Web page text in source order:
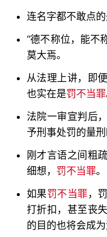
连名字都不敢点
“德不称位，能不
莫大焉。
从法理上讲，即
也实在是罚不当罪
法院一审宣判后
予刑事处罚的量刑
刚才言语之间粗
细想， 罚不当罪。
如果罚不当罪 ，
打折扣，甚至丧
的目的也将会成为